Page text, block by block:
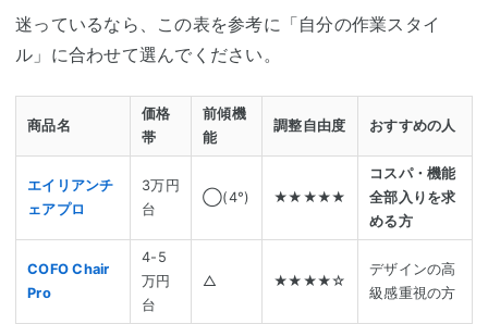
迷っているなら、この表を参考に「自分の作業スタイ
ル」に合わせて選んでください。
商品名
価格
帯
前傾機
能
調整自由度 おすすめの人
エイリアンチ
ェアプロ
3万円
台
◯(4°) ★★★★★
コスパ・機能
全部入りを求
める方
COFO Chair
Pro
4-5
万円
台
△ ★★★★☆
デザインの高
級感重視の方